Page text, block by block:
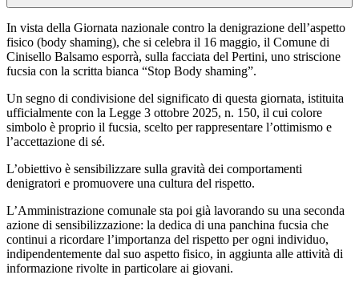
In vista della Giornata nazionale contro la denigrazione dell’aspetto
fisico (body shaming), che si celebra il 16 maggio, il Comune di
Cinisello Balsamo esporrà, sulla facciata del Pertini, uno striscione
fucsia con la scritta bianca “Stop Body shaming”.
Un segno di condivisione del significato di questa giornata, istituita
ufficialmente con la Legge 3 ottobre 2025, n. 150, il cui colore
simbolo è proprio il fucsia, scelto per rappresentare l’ottimismo e
l’accettazione di sé.
L’obiettivo è sensibilizzare sulla gravità dei comportamenti
denigratori e promuovere una cultura del rispetto.
L’Amministrazione comunale sta poi già lavorando su una seconda
azione di sensibilizzazione: la dedica di una panchina fucsia che
continui a ricordare l’importanza del rispetto per ogni individuo,
indipendentemente dal suo aspetto fisico, in aggiunta alle attività di
informazione rivolte in particolare ai giovani.